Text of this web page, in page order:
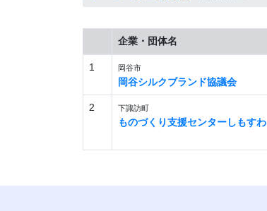
企業・団体名
1 岡谷市
岡谷シルクブランド協議会
2 下諏訪町
ものづくり支援センターしもすわ